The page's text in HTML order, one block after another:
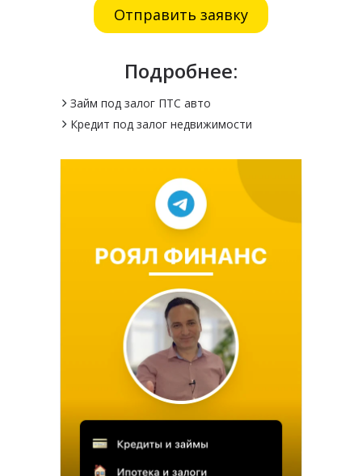
Подробнее:
Займ под залог ПТС авто
Кредит под залог недвижимости